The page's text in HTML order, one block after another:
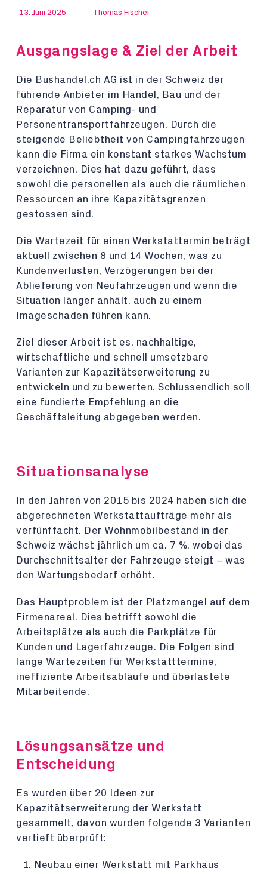
13. Juni 2025 Thomas Fischer
Ausgangslage & Ziel der Arbeit
Die Bushandel.ch AG ist in der Schweiz der
führende Anbieter im Handel, Bau und der
Reparatur von Camping- und
Personentransportfahrzeugen. Durch die
steigende Beliebtheit von Campingfahrzeugen
kann die Firma ein konstant starkes Wachstum
verzeichnen. Dies hat dazu geführt, dass
sowohl die personellen als auch die räumlichen
Ressourcen an ihre Kapazitätsgrenzen
gestossen sind.
Die Wartezeit für einen Werkstattermin beträgt
aktuell zwischen 8 und 14 Wochen, was zu
Kundenverlusten, Verzögerungen bei der
Ablieferung von Neufahrzeugen und wenn die
Situation länger anhält, auch zu einem
Imageschaden führen kann.
Ziel dieser Arbeit ist es, nachhaltige,
wirtschaftliche und schnell umsetzbare
Varianten zur Kapazitätserweiterung zu
entwickeln und zu bewerten. Schlussendlich soll
eine fundierte Empfehlung an die
Geschäftsleitung abgegeben werden.
Situationsanalyse
In den Jahren von 2015 bis 2024 haben sich die
abgerechneten Werkstattaufträge mehr als
verfünffacht. Der Wohnmobilbestand in der
Schweiz wächst jährlich um ca. 7 %, wobei das
Durchschnittsalter der Fahrzeuge steigt – was
den Wartungsbedarf erhöht.
Das Hauptproblem ist der Platzmangel auf dem
Firmenareal. Dies betrifft sowohl die
Arbeitsplätze als auch die Parkplätze für
Kunden und Lagerfahrzeuge. Die Folgen sind
lange Wartezeiten für Werkstatttermine,
ineffiziente Arbeitsabläufe und überlastete
Mitarbeitende.
Lösungsansätze und
Entscheidung
Es wurden über 20 Ideen zur
Kapazitätserweiterung der Werkstatt
gesammelt, davon wurden folgende 3 Varianten
vertieft überprüft:
Neubau einer Werkstatt mit Parkhaus